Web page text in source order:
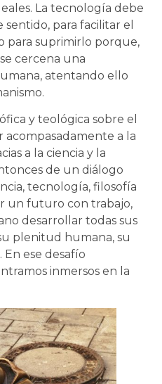
La tecnología debe
para facilitar el
para suprimirlo porque,
cercena una
atentando ello
y teológica sobre el
a la
a la ciencia y la
de un diálogo
tecnología, filosofía
un futuro con trabajo,
desarrollar todas sus
plenitud humana, su
ese desafío
inmersos en la